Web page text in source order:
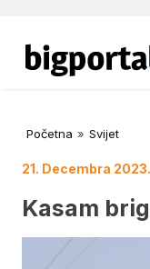
Početna » Svijet
21. Decembra 2023.
Kasam